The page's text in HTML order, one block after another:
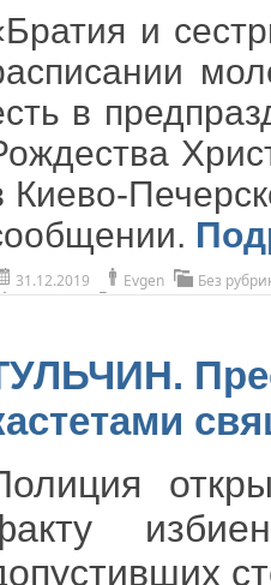
и
в
Киево-
31.12.2019 Evgen Без